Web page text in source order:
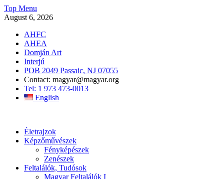
Skip
to
Top Menu
August 6, 2026
AHFC
AHEA
Domján Art
Interjú
POB 2049 Passaic, NJ 07055
Contact: magyar@magyar.org
Tel: 1 973 473-0013
English
Életrajzok
Képzőművészek
Fényképészek
Zenészek
Feltalálók, Tudósok
Magyar Feltalálók I